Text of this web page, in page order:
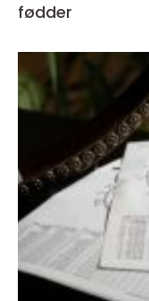
fødder